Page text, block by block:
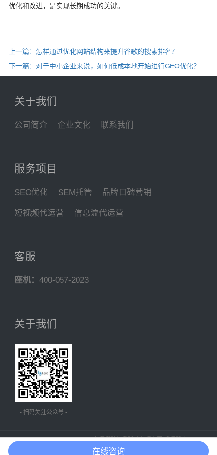
优化和改进，是实现长期成功的关键。
上一篇：怎样通过优化网站结构来提升谷歌的搜索排名？
下一篇：对于中小企业来说，如何低成本地开始进行GEO优化？
关于我们
公司简介 企业文化 联系我们
服务项目
SEO优化 SEM托管 品牌口碑营销
短视频代运营 信息流代运营
客服
座机： 400-057-2023
关于我们
- 扫码关注公众号 -
Copyright © 2023-2099 上海俐麸信息科技有限公司 版权所有
在线咨询